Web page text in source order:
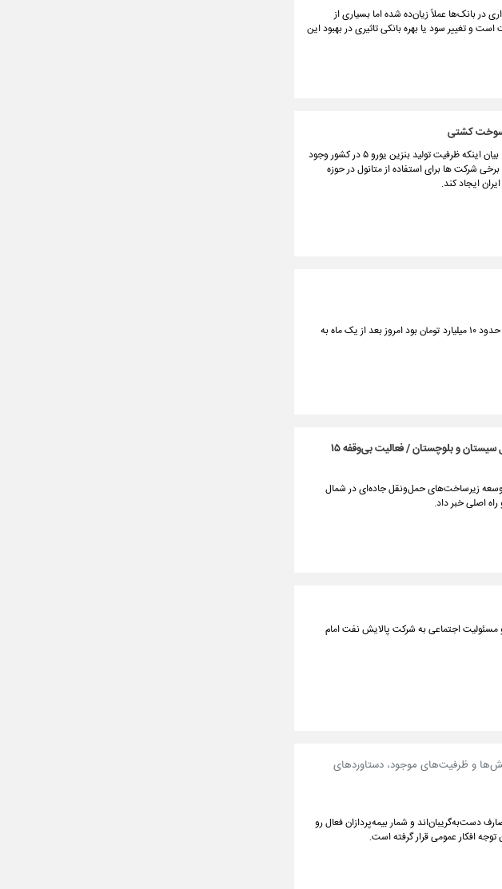
در بانک‌ها عملاً زیان‌ده شده اما بسیاری از
و تغییر سود یا بهره بانکی تاثیری در بهبود این
مدیرعامل شرکت سرمایه‌گذاری نفت و گاز و پتروشیمی تأمین (تاپیکو) با بیان اینکه ظرفیت تولید بنزین یورو ۵ در کشور وجود
برخی شرکت ها برای استفاده از متانول در حوزه
ایجاد کند.
در حالی که قیمت هر کیلو شمش طلا در بورس کالا در معاملات ۲۱ شهریور حدود ۱۰ میلیارد تومان بود امروز بعد از یک ماه به
پیشرفت ۶۰ درصدی ساخت ۳۰۴ کیلومتر بزرگراه و راه اصلی در شمال سیستان و بلوچستان / فعالیت بی‌وقفه ۱۵
زیرساخت‌های حمل‌ونقل جاده‌ای در شمال
مسئولیت اجتماعی به شرکت پالایش نفت امام
و ظرفیت‌های موجود، دستاوردهای
دست‌به‌گریبان‌اند و شمار بیمه‌پردازان فعال رو
افکار عمومی قرار گرفته است.